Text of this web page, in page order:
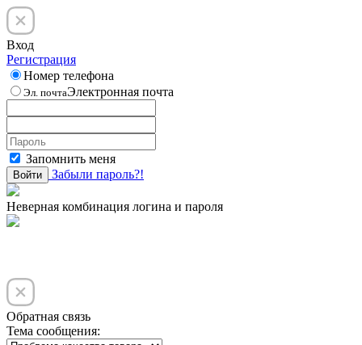
Вход
Регистрация
Номер телефона
Эл. почтаЭлектронная почта
Запомнить меня
Войти Забыли пароль?!
Неверная комбинация логина и пароля
Обратная связь
Тема сообщения: